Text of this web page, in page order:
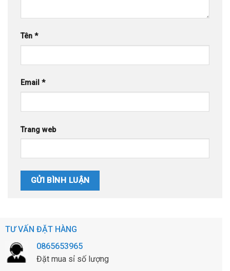
TƯ VẤN ĐẶT HÀNG
0865653965
Đặt mua sỉ số lượng
Tên *
Email *
Trang web